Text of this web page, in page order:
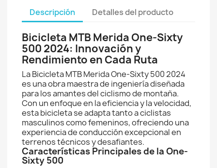
Descripción Detalles del producto
Bicicleta MTB Merida One-Sixty
500 2024: Innovación y
Rendimiento en Cada Ruta
La Bicicleta MTB Merida One-Sixty 500 2024
es una obra maestra de ingeniería diseñada
para los amantes del ciclismo de montaña.
Con un enfoque en la eficiencia y la velocidad,
esta bicicleta se adapta tanto a ciclistas
masculinos como femeninos, ofreciendo una
experiencia de conducción excepcional en
terrenos técnicos y desafiantes.
Características Principales de la One-
Sixty 500